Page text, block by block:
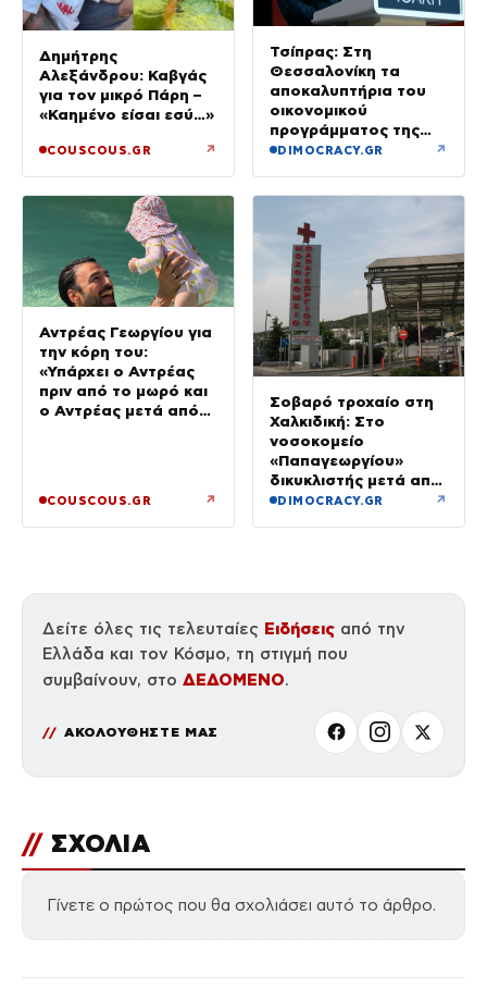
Δημήτρης
Αλεξάνδρου: Καβγάς
για τον μικρό Πάρη –
«Καημένο είσαι εσύ…»
COUSCOUS.GR ↗
Τσίπρας: Στη
Θεσσαλονίκη τα
αποκαλυπτήρια του
οικονομικού
προγράμματος της
ΕΛ.Α.Σ.
DIMOCRACY.GR ↗
Αντρέας Γεωργίου για
την κόρη του:
«Υπάρχει ο Αντρέας
πριν από το μωρό και
ο Αντρέας μετά από
COUSCOUS.GR ↗
Σοβαρό τροχαίο στη
Χαλκιδική: Στο
νοσοκομείο
«Παπαγεωργίου»
δικυκλιστής μετά από
σύγκρουση
DIMOCRACY.GR ↗
Δείτε όλες τις τελευταίες Ειδήσεις από την
Ελλάδα και τον Κόσμο, τη στιγμή που
συμβαίνουν, στο ΔΕΔΟΜΕΝΟ.
ΑΚΟΛΟΥΘΗΣΤΕ ΜΑΣ
// ΣΧΟΛΙΑ
Γίνετε ο πρώτος που θα σχολιάσει αυτό το άρθρο.